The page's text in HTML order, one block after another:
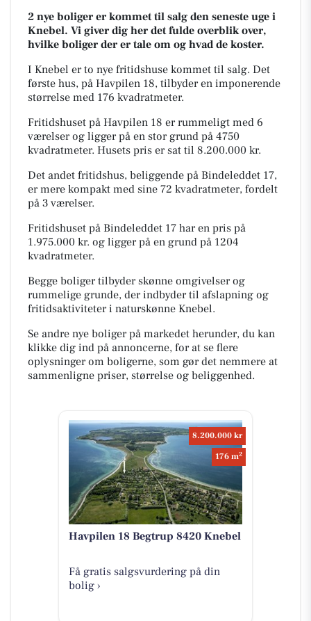
2 nye boliger er kommet til salg den seneste uge i
Knebel. Vi giver dig her det fulde overblik over,
hvilke boliger der er tale om og hvad de koster.
I Knebel er to nye fritidshuse kommet til salg. Det
første hus, på Havpilen 18, tilbyder en imponerende
størrelse med 176 kvadratmeter.
Fritidshuset på Havpilen 18 er rummeligt med 6
værelser og ligger på en stor grund på 4750
kvadratmeter. Husets pris er sat til 8.200.000 kr.
Det andet fritidshus, beliggende på Bindeleddet 17,
er mere kompakt med sine 72 kvadratmeter, fordelt
på 3 værelser.
Fritidshuset på Bindeleddet 17 har en pris på
1.975.000 kr. og ligger på en grund på 1204
kvadratmeter.
Begge boliger tilbyder skønne omgivelser og
rummelige grunde, der indbyder til afslapning og
fritidsaktiviteter i naturskønne Knebel.
Se andre nye boliger på markedet herunder, du kan
klikke dig ind på annoncerne, for at se flere
oplysninger om boligerne, som gør det nemmere at
sammenligne priser, størrelse og beliggenhed.
8.200.000 kr
176 m2
Havpilen 18 Begtrup 8420 Knebel
Få gratis salgsvurdering på din
bolig ›